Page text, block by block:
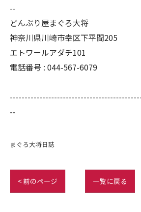
--
どんぶり屋まぐろ大将
神奈川県川崎市幸区下平間205
エトワールアダチ101
電話番号 : 044-567-6079
--
まぐろ大将日誌
< 前のページ 一覧に戻る